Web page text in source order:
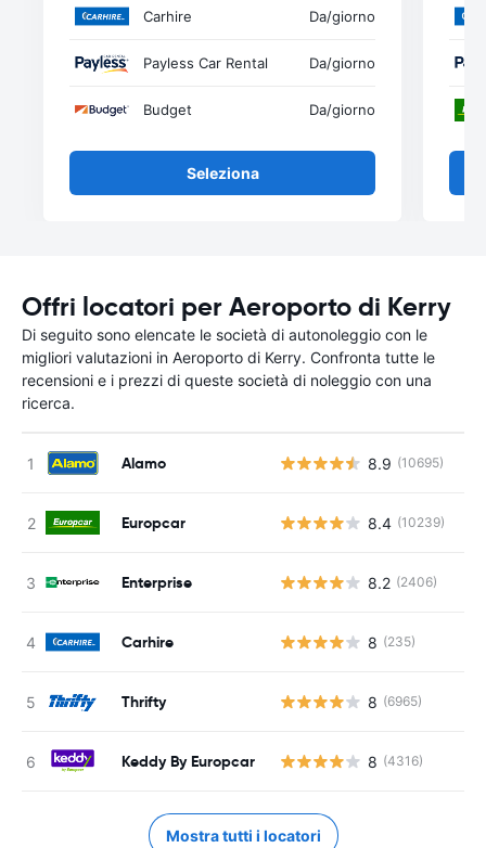
Carhire Da/giorno
Payless Car Rental Da/giorno
Budget Da/giorno
Seleziona
Offri locatori per Aeroporto di Kerry
Di seguito sono elencate le società di autonoleggio con le
migliori valutazioni in Aeroporto di Kerry. Confronta tutte le
recensioni e i prezzi di queste società di noleggio con una
ricerca.
Alamo 8.9 (10695)
Europcar 8.4 (10239)
Enterprise 8.2 (2406)
Carhire 8 (235)
Thrifty 8 (6965)
Keddy By Europcar 8 (4316)
Mostra tutti i locatori